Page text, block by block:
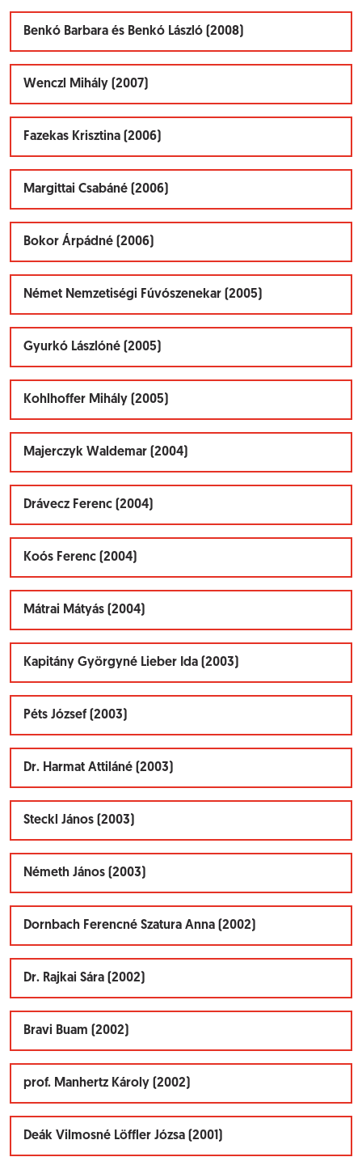
Benkó Barbara és Benkó László (2008)
Wenczl Mihály (2007)
Fazekas Krisztina (2006)
Margittai Csabáné (2006)
Bokor Árpádné (2006)
Német Nemzetiségi Fúvószenekar (2005)
Gyurkó Lászlóné (2005)
Kohlhoffer Mihály (2005)
Majerczyk Waldemar (2004)
Drávecz Ferenc (2004)
Koós Ferenc (2004)
Mátrai Mátyás (2004)
Kapitány Györgyné Lieber Ida (2003)
Péts József (2003)
Dr. Harmat Attiláné (2003)
Steckl János (2003)
Németh János (2003)
Dornbach Ferencné Szatura Anna (2002)
Dr. Rajkai Sára (2002)
Bravi Buam (2002)
prof. Manhertz Károly (2002)
Deák Vilmosné Löffler Józsa (2001)